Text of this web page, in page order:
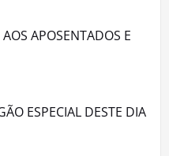
APOSENTADOS E
ESPECIAL DESTE DIA